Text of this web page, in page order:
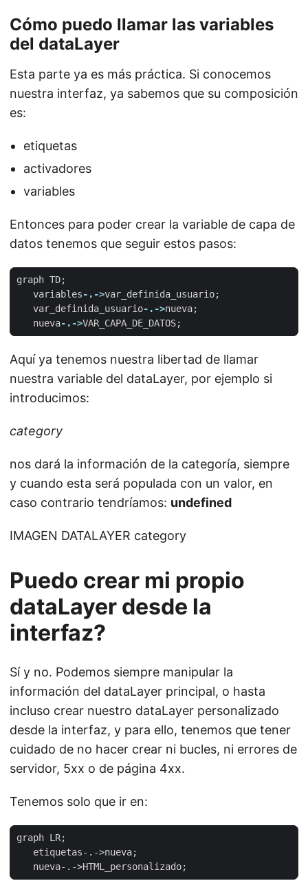
Cómo puedo llamar las variables
del dataLayer
Esta parte ya es más práctica. Si conocemos
nuestra interfaz, ya sabemos que su composición
es:
etiquetas
activadores
variables
Entonces para poder crear la variable de capa de
datos tenemos que seguir estos pasos:
graph TD;
variables-.->var_definida_usuario;
var_definida_usuario-.->nueva;
nueva-.->VAR_CAPA_DE_DATOS;
Aquí ya tenemos nuestra libertad de llamar
nuestra variable del dataLayer, por ejemplo si
introducimos:
category
nos dará la información de la categoría, siempre
y cuando esta será populada con un valor, en
caso contrario tendríamos: undefined
IMAGEN DATALAYER category
Puedo crear mi propio
dataLayer desde la
interfaz?
Sí y no. Podemos siempre manipular la
información del dataLayer principal, o hasta
incluso crear nuestro dataLayer personalizado
desde la interfaz, y para ello, tenemos que tener
cuidado de no hacer crear ni bucles, ni errores de
servidor, 5xx o de página 4xx.
Tenemos solo que ir en: